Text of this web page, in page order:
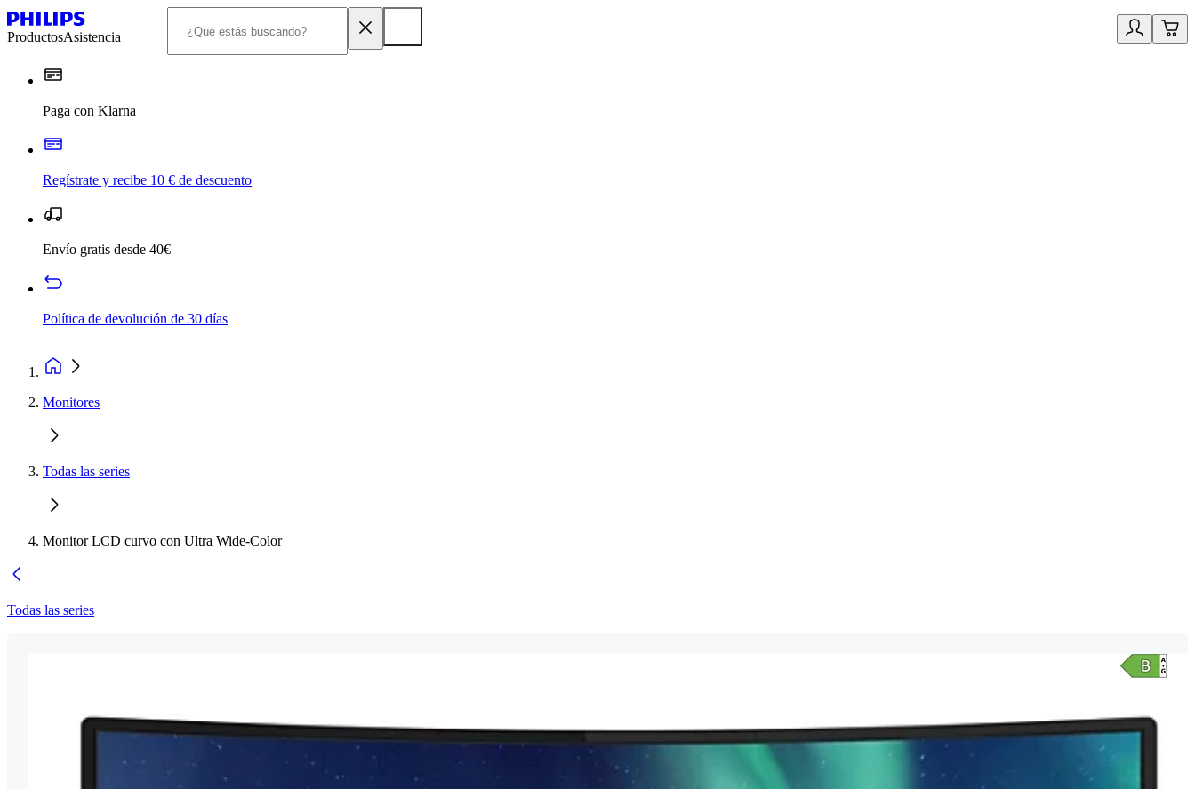
ProductosAsistencia
Paga con Klarna
Regístrate y recibe 10 € de descuento
Envío gratis desde 40€
Política de devolución de 30 días
Monitores
Todas las series
Monitor LCD curvo con Ultra Wide-Color
Todas las series